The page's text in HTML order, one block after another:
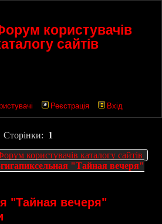
користувачів
сайтів
Реєстрація Вхід
Сторінки: 1
користувачів каталогу сайтів
гигапиксельная "Тайная вечеря"
"Тайная вечеря"